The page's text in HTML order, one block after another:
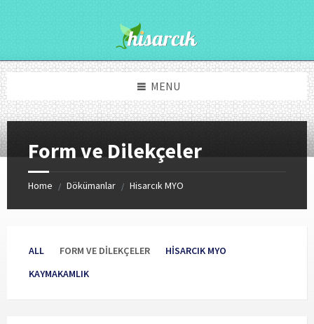
MENU
Form ve Dilekçeler
Home / Dökümanlar / Hisarcık MYO
ALL FORM VE DILEKÇELER
HISARCIK MYO
KAYMAKAMLIK